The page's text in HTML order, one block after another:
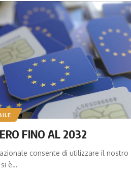
FINO AL 2032
consente di utilizzare il nostro
è…